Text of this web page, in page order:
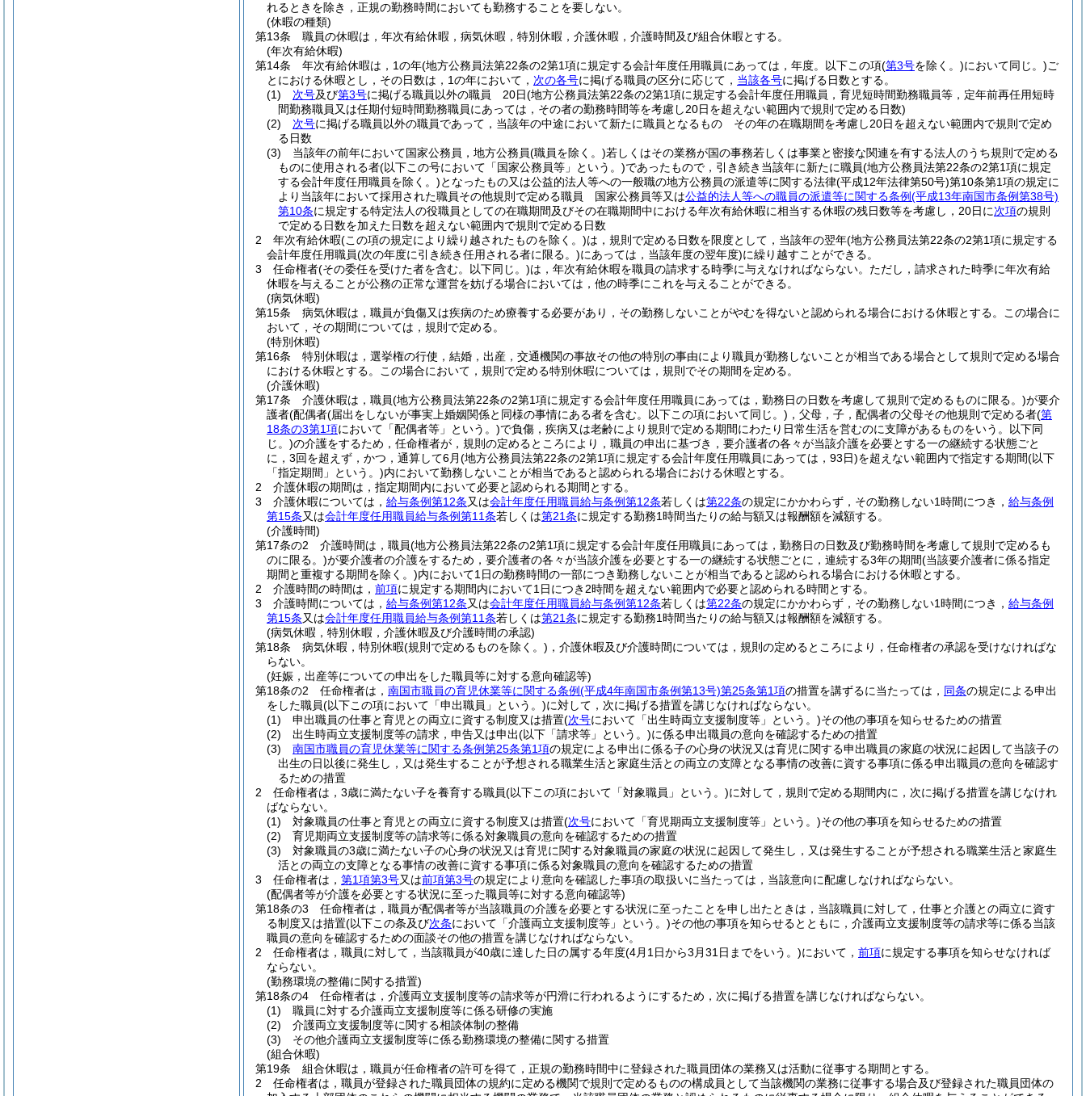
れるときを除き，正規の勤務時間においても勤務することを要しない。
(休暇の種類)
第13条
職員の休暇は，年次有給休暇，病気休暇，特別休暇，介護休暇，介護時間及び組合休暇とする。
(年次有給休暇)
第14条
年次有給休暇は，1の年(地方公務員法第22条の2第1項に規定する会計年度任用職員にあっては，年度。以下この項(第3号を除く。)において同じ。)ご
とにおける休暇とし，その日数は，1の年において， 次の各号に掲げる職員の区分に応じて， 当該各号に掲げる日数とする。
(1)
次号及び第3号に掲げる職員以外の職員 20日(地方公務員法第22条の2第1項に規定する会計年度任用職員，育児短時間勤務職員等，定年前再任用短時
間勤務職員又は任期付短時間勤務職員にあっては，その者の勤務時間等を考慮し20日を超えない範囲内で規則で定める日数)
(2)
次号に掲げる職員以外の職員であって，当該年の中途において新たに職員となるもの その年の在職期間を考慮し20日を超えない範囲内で規則で定め
る日数
(3)
当該年の前年において国家公務員，地方公務員(職員を除く。)若しくはその業務が国の事務若しくは事業と密接な関連を有する法人のうち規則で定める
ものに使用される者(以下この号において「国家公務員等」という。)であったもので，引き続き当該年に新たに職員(地方公務員法第22条の2第1項に規定
する会計年度任用職員を除く。)となったもの又は公益的法人等への一般職の地方公務員の派遣等に関する法律(平成12年法律第50号)第10条第1項の規定に
より当該年において採用された職員その他規則で定める職員 国家公務員等又は公益的法人等への職員の派遣等に関する条例(平成13年南国市条例第38号)
第10条に規定する特定法人の役職員としての在職期間及びその在職期間中における年次有給休暇に相当する休暇の残日数等を考慮し，20日に次項の規則
で定める日数を加えた日数を超えない範囲内で規則で定める日数
2
年次有給休暇(この項の規定により繰り越されたものを除く。)は，規則で定める日数を限度として，当該年の翌年(地方公務員法第22条の2第1項に規定する
会計年度任用職員(次の年度に引き続き任用される者に限る。)にあっては，当該年度の翌年度)に繰り越すことができる。
3
任命権者(その委任を受けた者を含む。以下同じ。)は，年次有給休暇を職員の請求する時季に与えなければならない。 ただし，請求された時季に年次有給
休暇を与えることが公務の正常な運営を妨げる場合においては，他の時季にこれを与えることができる。
(病気休暇)
第15条
病気休暇は，職員が負傷又は疾病のため療養する必要があり，その勤務しないことがやむを得ないと認められる場合における休暇とする。
この場合に
おいて，その期間については，規則で定める。
(特別休暇)
第16条
特別休暇は，選挙権の行使，結婚，出産，交通機関の事故その他の特別の事由により職員が勤務しないことが相当である場合として規則で定める場合
における休暇とする。
この場合において，規則で定める特別休暇については，規則でその期間を定める。
(介護休暇)
第17条
介護休暇は，職員(地方公務員法第22条の2第1項に規定する会計年度任用職員にあっては，勤務日の日数を考慮して規則で定めるものに限る。)が要介
護者(配偶者(届出をしないが事実上婚姻関係と同様の事情にある者を含む。以下この項において同じ。) ，父母，子，配偶者の父母その他規則で定める者(第
18条の3第1項において「配偶者等」という。)で負傷，疾病又は老齢により規則で定める期間にわたり日常生活を営むのに支障があるものをいう。以下同
じ。)の介護をするため，任命権者が，規則の定めるところにより，職員の申出に基づき，要介護者の各々が当該介護を必要とする一の継続する状態ごと
に，3回を超えず，かつ，通算して6月(地方公務員法第22条の2第1項に規定する会計年度任用職員にあっては，93日)を超えない範囲内で指定する期間(以下
「指定期間」という。)内において勤務しないことが相当であると認められる場合における休暇とする。
2
介護休暇の期間は，指定期間内において必要と認められる期間とする。
3
介護休暇については， 給与条例第12条又は会計年度任用職員給与条例第12条若しくは第22条の規定にかかわらず，その勤務しない1時間につき， 給与条例
第15条又は会計年度任用職員給与条例第11条若しくは第21条に規定する勤務1時間当たりの給与額又は報酬額を減額する。
(介護時間)
第17条の2
介護時間は，職員(地方公務員法第22条の2第1項に規定する会計年度任用職員にあっては，勤務日の日数及び勤務時間を考慮して規則で定めるも
のに限る。)が要介護者の介護をするため，要介護者の各々が当該介護を必要とする一の継続する状態ごとに，連続する3年の期間(当該要介護者に係る指定
期間と重複する期間を除く。)内において1日の勤務時間の一部につき勤務しないことが相当であると認められる場合における休暇とする。
2
介護時間の時間は， 前項に規定する期間内において1日につき2時間を超えない範囲内で必要と認められる時間とする。
3
介護時間については， 給与条例第12条又は会計年度任用職員給与条例第12条若しくは第22条の規定にかかわらず，その勤務しない1時間につき， 給与条例
第15条又は会計年度任用職員給与条例第11条若しくは第21条に規定する勤務1時間当たりの給与額又は報酬額を減額する。
(病気休暇，特別休暇，介護休暇及び介護時間の承認)
第18条
病気休暇，特別休暇(規則で定めるものを除く。) ，介護休暇及び介護時間については，規則の定めるところにより，任命権者の承認を受けなければな
らない。
(妊娠，出産等についての申出をした職員等に対する意向確認等)
第18条の2
任命権者は， 南国市職員の育児休業等に関する条例(平成4年南国市条例第13号)第25条第1項の措置を講ずるに当たっては， 同条の規定による申出
をした職員(以下この項において「申出職員」という。)に対して，次に掲げる措置を講じなければならない。
(1)
申出職員の仕事と育児との両立に資する制度又は措置(次号において「出生時両立支援制度等」という。)その他の事項を知らせるための措置
(2)
出生時両立支援制度等の請求，申告又は申出(以下「請求等」という。)に係る申出職員の意向を確認するための措置
(3)
南国市職員の育児休業等に関する条例第25条第1項の規定による申出に係る子の心身の状況又は育児に関する申出職員の家庭の状況に起因して当該子の
出生の日以後に発生し，又は発生することが予想される職業生活と家庭生活との両立の支障となる事情の改善に資する事項に係る申出職員の意向を確認す
るための措置
2
任命権者は，3歳に満たない子を養育する職員(以下この項において「対象職員」という。)に対して，規則で定める期間内に，次に掲げる措置を講じなけれ
ばならない。
(1)
対象職員の仕事と育児との両立に資する制度又は措置(次号において「育児期両立支援制度等」という。)その他の事項を知らせるための措置
(2)
育児期両立支援制度等の請求等に係る対象職員の意向を確認するための措置
(3)
対象職員の3歳に満たない子の心身の状況又は育児に関する対象職員の家庭の状況に起因して発生し，又は発生することが予想される職業生活と家庭生
活との両立の支障となる事情の改善に資する事項に係る対象職員の意向を確認するための措置
3
任命権者は， 第1項第3号又は前項第3号の規定により意向を確認した事項の取扱いに当たっては，当該意向に配慮しなければならない。
(配偶者等が介護を必要とする状況に至った職員等に対する意向確認等)
第18条の3
任命権者は，職員が配偶者等が当該職員の介護を必要とする状況に至ったことを申し出たときは，当該職員に対して，仕事と介護との両立に資す
る制度又は措置(以下この条及び次条において「介護両立支援制度等」という。)その他の事項を知らせるとともに，介護両立支援制度等の請求等に係る当該
職員の意向を確認するための面談その他の措置を講じなければならない。
2
任命権者は，職員に対して，当該職員が40歳に達した日の属する年度(4月1日から3月31日までをいう。)において， 前項に規定する事項を知らせなければ
ならない。
(勤務環境の整備に関する措置)
第18条の4
任命権者は，介護両立支援制度等の請求等が円滑に行われるようにするため，次に掲げる措置を講じなければならない。
(1)
職員に対する介護両立支援制度等に係る研修の実施
(2)
介護両立支援制度等に関する相談体制の整備
(3)
その他介護両立支援制度等に係る勤務環境の整備に関する措置
(組合休暇)
第19条
組合休暇は，職員が任命権者の許可を得て，正規の勤務時間中に登録された職員団体の業務又は活動に従事する期間とする。
2
任命権者は，職員が登録された職員団体の規約に定める機関で規則で定めるものの構成員として当該機関の業務に従事する場合及び登録された職員団体の